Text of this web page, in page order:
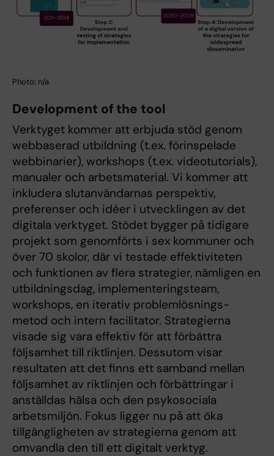
Photo: n/a
Development of the tool
Verktyget kommer att erbjuda stöd genom
webbaserad utbildning (t.ex. förinspelade
webbinarier), workshops (t.ex. videotutorials),
manualer och arbetsmaterial. Vi kommer att
inkludera slutanvändarnas perspektiv,
preferenser och idéer i utvecklingen av det
digitala verktyget. Stödet bygger på tidigare
projekt som genomförts i sex kommuner och
över 70 skolor, där vi testade effektiviteten
och funktionen av flera strategier, nämligen en
utbildningsdag, implementeringsteam,
workshops, en iterativ problemlösnings-
metod och intern facilitator. Strategierna
visade sig vara effektiv för att förbättra
följsamhet till riktlinjen. Dessutom visar
resultaten att det finns ett samband mellan
följsamhet av riktlinjen och förbättringar i
anställdas hälsa och den psykosociala
arbetsmiljön. Fokus ligger nu på att öka
tillgängligheten av strategierna genom att
omvandla den till ett digitalt verktyg.